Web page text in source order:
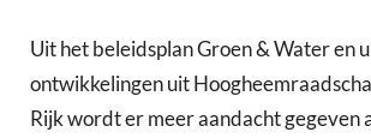
Uit het beleidsplan Groen & Water en
ontwikkelingen uit
Rijk wordt er meer aandacht gegeven